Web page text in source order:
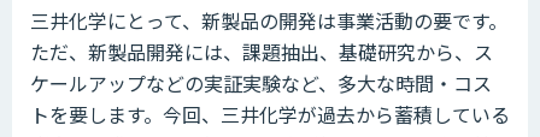
三井化学にとって、新製品の開発は事業活動の要です。
ただ、新製品開発には、課題抽出、基礎研究から、ス
ケールアップなどの実証実験など、多大な時間・コス
トを要します。今回、三井化学が過去から蓄積している